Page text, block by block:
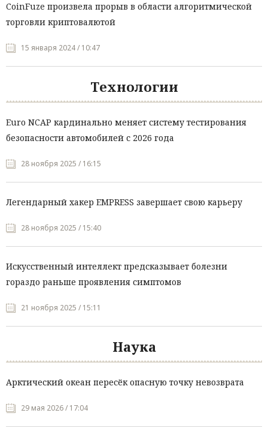
CoinFuze произвела прорыв в области алгоритмической
торговли криптовалютой
15 января 2024 / 10:47
Технологии
Euro NCAP кардинально меняет систему тестирования
безопасности автомобилей с 2026 года
28 ноября 2025 / 16:15
Легендарный хакер EMPRESS завершает свою карьеру
28 ноября 2025 / 15:40
Искусственный интеллект предсказывает болезни
гораздо раньше проявления симптомов
21 ноября 2025 / 15:11
Наука
Арктический океан пересёк опасную точку невозврата
29 мая 2026 / 17:04